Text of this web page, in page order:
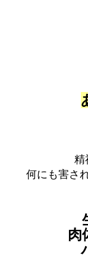
精
何にも害さ
肉